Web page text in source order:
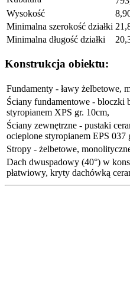
Wysokość
Minimalna szerokość działki
Minimalna długość działki
Konstrukcja obiektu:
Fundamenty - ławy żelbetowe,
Ściany fundamentowe - bloczki
styropianem XPS gr. 10cm,
Ściany zewnętrzne - pustaki
ocieplone styropianem EPS 037
Stropy - żelbetowe,
Dach dwuspadowy (40°) w
płatwiowy, kryty dachówką